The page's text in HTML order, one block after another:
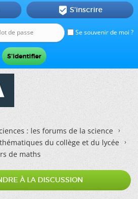
Se souvenir de moi ?
 S'inscrire
: les forums de la science
du collège et du lycée
de maths
À LA DISCUSSION